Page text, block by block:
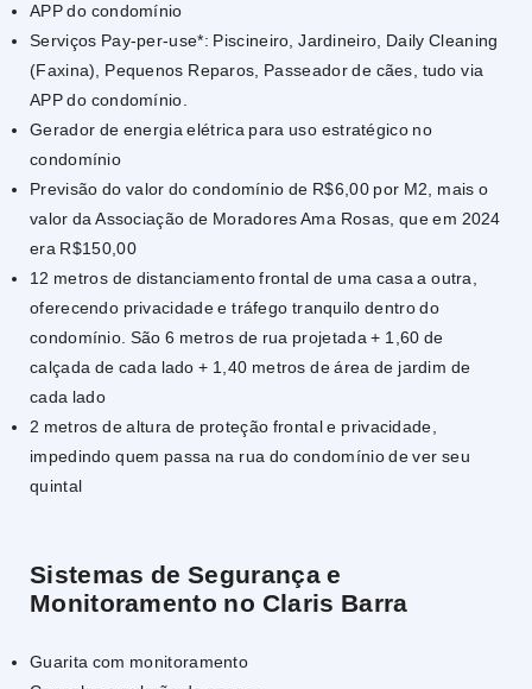
APP do condomínio
Serviços Pay-per-use*: Piscineiro, Jardineiro, Daily Cleaning
(Faxina), Pequenos Reparos, Passeador de cães, tudo via
APP do condomínio.
Gerador de energia elétrica para uso estratégico no
condomínio
Previsão do valor do condomínio de R$6,00 por M2, mais o
valor da Associação de Moradores Ama Rosas, que em 2024
era R$150,00
12 metros de distanciamento frontal de uma casa a outra,
oferecendo privacidade e tráfego tranquilo dentro do
condomínio. São 6 metros de rua projetada + 1,60 de
calçada de cada lado + 1,40 metros de área de jardim de
cada lado
2 metros de altura de proteção frontal e privacidade,
impedindo quem passa na rua do condomínio de ver seu
quintal
Sistemas de Segurança e
Monitoramento no Claris Barra
Guarita com monitoramento